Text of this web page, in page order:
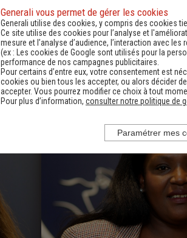
Chargé de clientèle
-
Generali vous permet de gérer les cookies
Generali utilise des cookies, y compris des cookies
Ce site utilise des cookies pour l’analyse et
mesure et l’analyse d’audience, l’interaction avec
(ex :
Les cookies de Google sont utilisés pour la
performance de nos campagnes publicitaires.
Pour certains d’entre eux, votre consentement est
cookies ou bien tous les accepter, ou alors décider
accepter. Vous pourrez modifier ce choix à tout
Pour plus d’information, consulter notre politique de
Paramétrer mes